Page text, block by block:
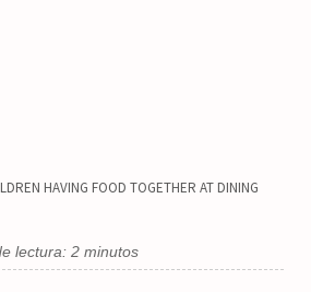
HAVING FOOD TOGETHER AT DINING
lectura: 2 minutos